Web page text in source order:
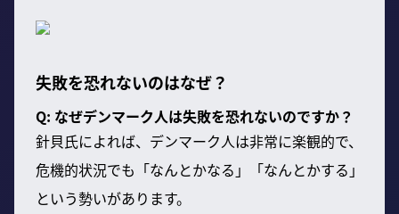
失敗を恐れないのはなぜ？
Q: なぜデンマーク人は失敗を恐れないのですか？
針貝氏によれば、デンマーク人は非常に楽観的で、
危機的状況でも「なんとかなる」「なんとかする」
という勢いがあります。